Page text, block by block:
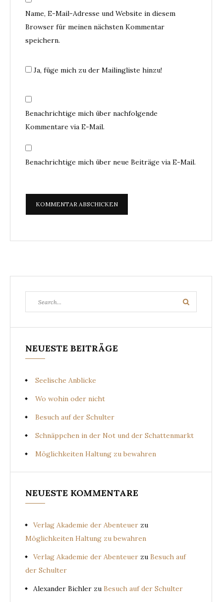
Name, E-Mail-Adresse und Website in diesem
Browser für meinen nächsten Kommentar
speichern.
Ja, füge mich zu der Mailingliste hinzu!
Benachrichtige mich über nachfolgende
Kommentare via E-Mail.
Benachrichtige mich über neue Beiträge via E-Mail.
for:
Search
NEUESTE BEITRÄGE
Seelische Anblicke
Wo wohin oder nicht
Besuch auf der Schulter
Schnäppchen in der Not und der Schattenmarkt
Möglichkeiten Haltung zu bewahren
NEUESTE KOMMENTARE
Verlag Akademie der Abenteuer zu
Möglichkeiten Haltung zu bewahren
Verlag Akademie der Abenteuer zu Besuch auf
der Schulter
Alexander Bichler zu Besuch auf der Schulter